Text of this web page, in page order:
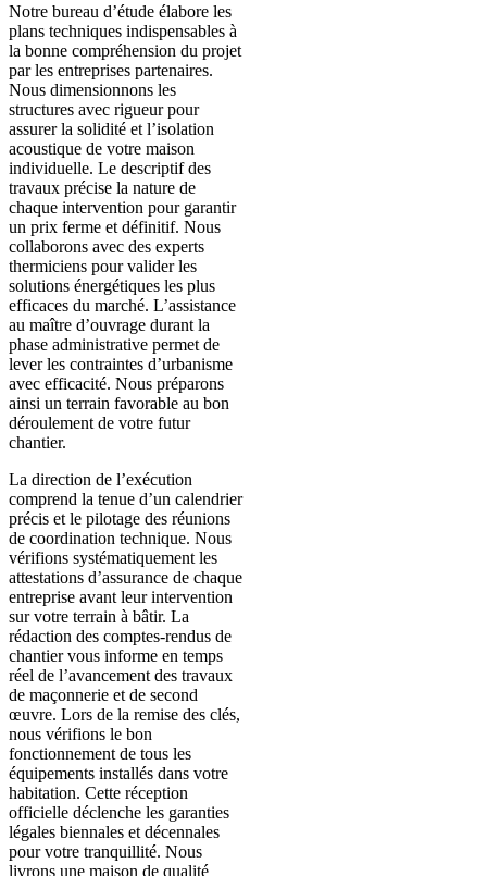
Notre bureau d’étude élabore les
plans techniques indispensables à
la bonne compréhension du projet
par les entreprises partenaires.
Nous dimensionnons les
structures avec rigueur pour
assurer la solidité et l’isolation
acoustique de votre maison
individuelle. Le descriptif des
travaux précise la nature de
chaque intervention pour garantir
un prix ferme et définitif. Nous
collaborons avec des experts
thermiciens pour valider les
solutions énergétiques les plus
efficaces du marché. L’assistance
au maître d’ouvrage durant la
phase administrative permet de
lever les contraintes d’urbanisme
avec efficacité. Nous préparons
ainsi un terrain favorable au bon
déroulement de votre futur
chantier.
La direction de l’exécution
comprend la tenue d’un calendrier
précis et le pilotage des réunions
de coordination technique. Nous
vérifions systématiquement les
attestations d’assurance de chaque
entreprise avant leur intervention
sur votre terrain à bâtir. La
rédaction des comptes-rendus de
chantier vous informe en temps
réel de l’avancement des travaux
de maçonnerie et de second
œuvre. Lors de la remise des clés,
nous vérifions le bon
fonctionnement de tous les
équipements installés dans votre
habitation. Cette réception
officielle déclenche les garanties
légales biennales et décennales
pour votre tranquillité. Nous
livrons une maison de qualité